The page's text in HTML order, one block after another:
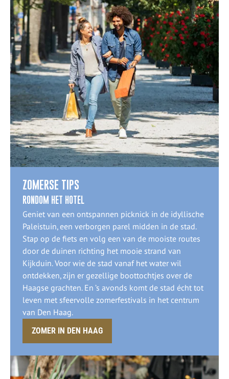
ZOMERSE TIPS
RONDOM HET HOTEL
Geniet van een ontspannen picknick in de idyllische
Paleistuin, een verborgen parel midden in de stad.
Stap op de fiets en volg een van de mooiste routes
door de duinen richting het mooie strand van
Kijkduin. Voor wie de stad vanaf het water wil
ontdekken, zijn er gezellige boottochtjes over de
Haagse grachten. En ’s avonds komt de stad écht tot
leven met sfeervolle zomerfestivals in het centrum
van Den Haag.
ZOMER IN DEN HAAG